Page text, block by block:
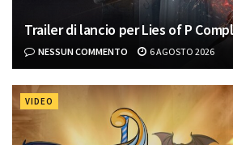
Trailer di lancio per Lies of P
NESSUN COMMENTO 6 AGOSTO 2026
VIDEO